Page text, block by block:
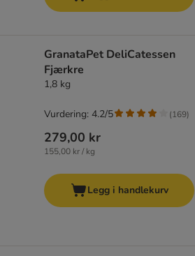
GranataPet DeliCatessen
Fjærkre
1,8 kg
279,00 kr
155,00 kr / kg
Vurdering: 4.2/5 (169)
Legg i handlekurv